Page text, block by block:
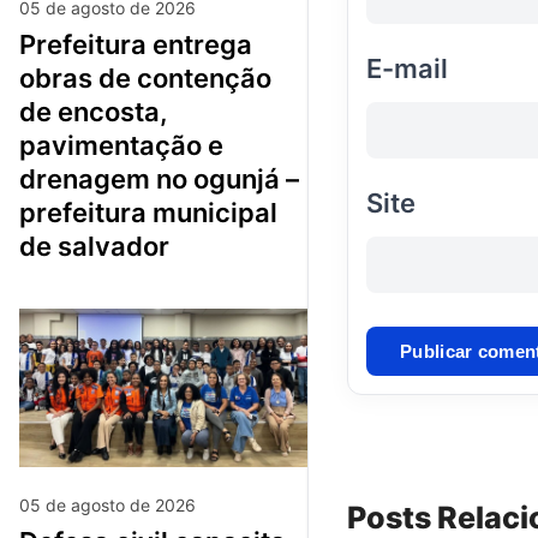
05 de agosto de 2026
prefeitura entrega
obras de contenção
de encosta,
pavimentação e
drenagem no ogunjá –
prefeitura municipal
de salvador
05 de agosto de 2026
E-mail
Site
Posts